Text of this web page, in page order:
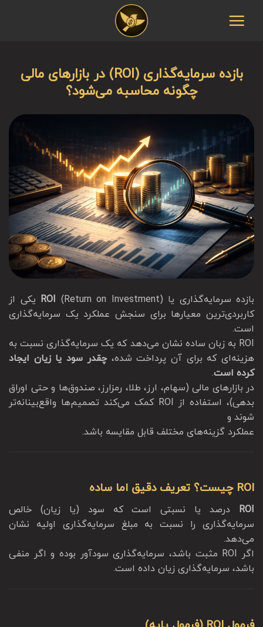
بازده سرمایه‌گذاری (ROI) در بازارهای مالی
چگونه محاسبه می‌شود؟
بازده سرمایه‌گذاری یا ROI (Return on Investment) یکی از
کاربردی‌ترین معیارها برای سنجش عملکرد یک سرمایه‌گذاری
است.
ROI به زبان ساده نشان می‌دهد که یک سرمایه‌گذاری نسبت به
هزینه‌ای که برای آن پرداخت شده،چقدر سود یا زیان ایجاد
کرده است.
در بازارهای مالی (سهام، ارز، طلا، رمزارز، صندوق‌ها و حتی اوراق
بدهی)، استفاده از ROI کمک می‌کند تصمیم‌ها واقع‌بینانه‌تر
شوند و
عملکرد گزینه‌های مختلف قابل مقایسه باشد.
ROI چیست؟ تعریف دقیق اما ساده
ROI درصد یا نسبتی است که سود (یا زیان) خالص
سرمایه‌گذاری را نسبت به مبلغ سرمایه‌گذاری اولیه نشان
می‌دهد.
اگر ROI مثبت باشد، سرمایه‌گذاری سودآور بوده و اگر منفی
باشد، سرمایه‌گذاری زیان داده است.